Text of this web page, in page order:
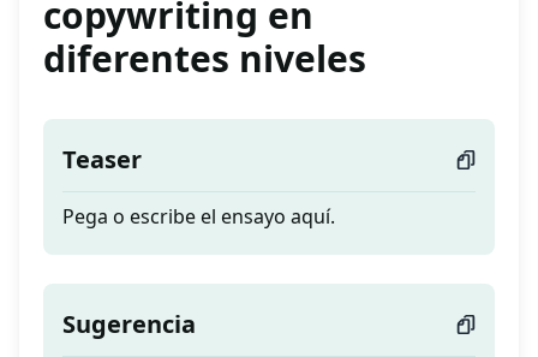
copywriting en
diferentes niveles
Teaser
Pega o escribe el ensayo aquí.
Sugerencia